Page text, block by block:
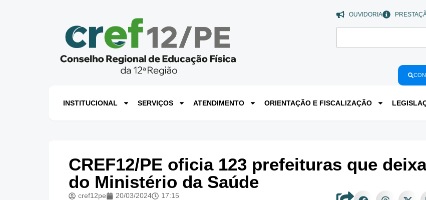
OUVIDORIA
INSTITUCIONAL SERVIÇOS ATENDIMENTO ORIENTAÇÃO E FISCALIZAÇÃO
CREF12/PE oficia 123 prefeituras que
do Ministério da Saúde
cref12pe 20/03/2024 17:15